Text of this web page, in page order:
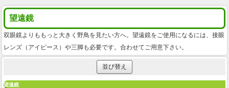
望遠鏡
双眼鏡よりももっと大きく野鳥を見たい方へ。望遠鏡をご使用になるには、接眼
レンズ（アイピース）や三脚も必要です。合わせてご用意下さい。
並び替え
望遠鏡